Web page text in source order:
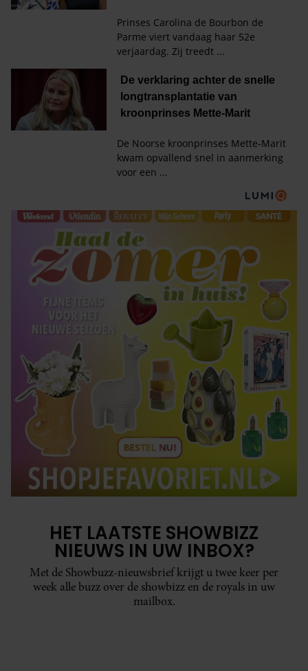
HET LAATSTE SHOWBIZZ
NIEUWS IN UW INBOX?
Met de Showbuzz-nieuwsbrief krijgt u twee keer per
week alle buzz over de showbizz en de royals in uw
mailbox.